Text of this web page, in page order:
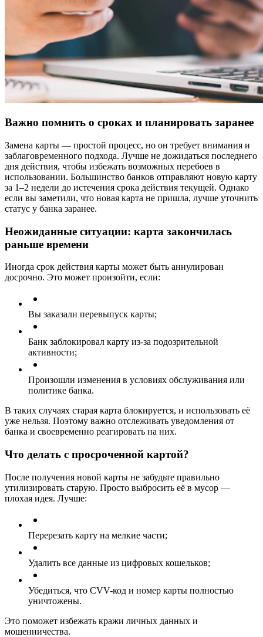
Важно помнить о сроках и планировать заранее
Замена карты — простой процесс, но он требует внимания и
заблаговременного подхода. Лучше не дожидаться последнего
дня действия, чтобы избежать возможных перебоев в
использовании. Большинство банков отправляют новую карту
за 1–2 недели до истечения срока действия текущей. Однако
если вы заметили, что новая карта не пришла, лучше уточнить
статус у банка заранее.
Неожиданные ситуации: карта закончилась
раньше времени
Иногда срок действия карты может быть аннулирован
досрочно. Это может произойти, если:
Вы заказали перевыпуск карты;
Банк заблокировал карту из-за подозрительной
активности;
Произошли изменения в условиях обслуживания или
политике банка.
В таких случаях старая карта блокируется, и использовать её
уже нельзя. Поэтому важно отслеживать уведомления от
банка и своевременно реагировать на них.
Что делать с просроченной картой?
После получения новой карты не забудьте правильно
утилизировать старую. Просто выбросить её в мусор —
плохая идея. Лучше:
Перерезать карту на мелкие части;
Удалить все данные из цифровых кошельков;
Убедиться, что CVV-код и номер карты полностью
уничтожены.
Это поможет избежать кражи личных данных и
мошенничества.